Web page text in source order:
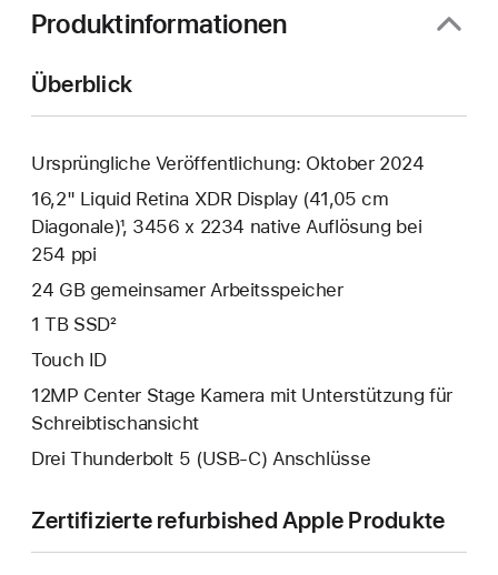
Produktinformationen
Überblick
Ursprüngliche Veröffentlichung: Oktober 2024
16,2" Liquid Retina XDR Display (41,05 cm
Diagonale)¹, 3456 x 2234 native Auflösung bei
254 ppi
24 GB gemeinsamer Arbeits­speicher
1 TB SSD²
Touch ID
12MP Center Stage Kamera mit Unterstützung für
Schreibtischansicht
Drei Thunderbolt 5 (USB‑C) Anschlüsse
Zertifizierte refurbished Apple Produkte